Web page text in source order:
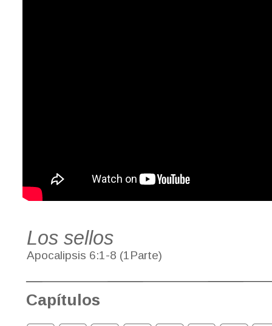
Capítulos
Los sellos
Apocalipsis 6:1-8 (1Parte)